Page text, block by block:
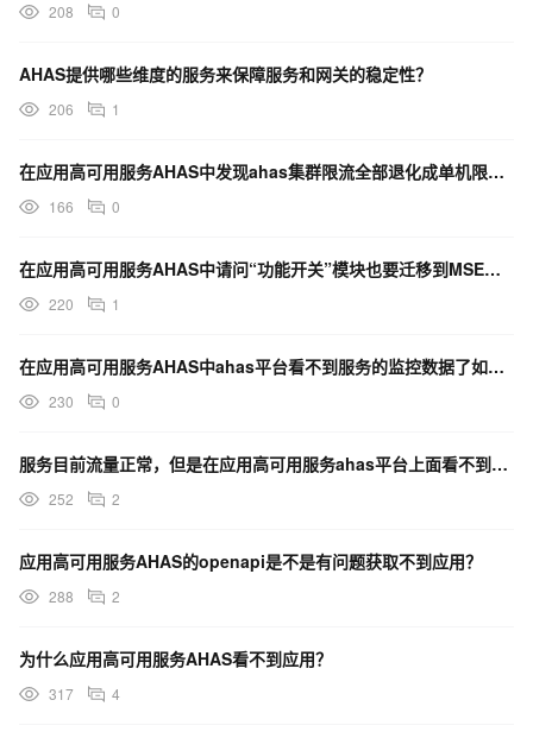
208 0
AHAS提供哪些维度的服务来保障服务和网关的稳定性？
206 1
在应用高可用服务AHAS中发现ahas集群限流全部退化成单机限流，如何解决？
166 0
在应用高可用服务AHAS中请问“功能开关”模块也要迁移到MSE服务吗？
220 1
在应用高可用服务AHAS中ahas平台看不到服务的监控数据了如何解决？
230 0
服务目前流量正常，但是在应用高可用服务ahas平台上面看不到数据，这个谁能帮忙看下呢？
252 2
应用高可用服务AHAS的openapi是不是有问题获取不到应用？
288 2
为什么应用高可用服务AHAS看不到应用？
317 4